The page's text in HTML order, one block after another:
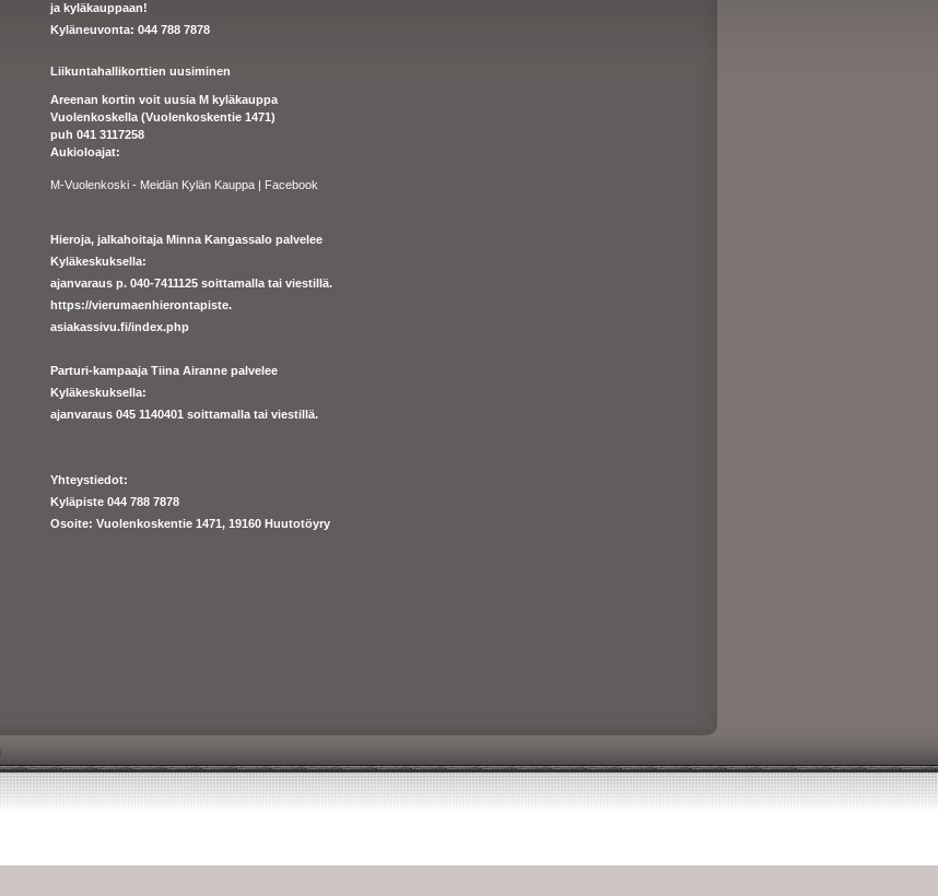
ja kyläkauppaan!
Kyläneuvonta: 044 788 7878
Liikuntahallikorttien uusiminen
Areenan kortin voit uusia M kyläkauppa
Vuolenkoskella (Vuolenkoskentie 1471)
puh 041 3117258
Aukioloajat:
M-Vuolenkoski - Meidän Kylän Kauppa | Facebook
Hieroja, jalkahoitaja Minna Kangassalo palvelee
Kyläkeskuksella:
ajanvaraus p. 040-7411125 soittamalla tai viestillä.
https://vierumaenhierontapiste.
asiakassivu.fi/index.php
Parturi-kampaaja Tiina Airanne palvelee
Kyläkeskuksella:
ajanvaraus 045 1140401 soittamalla tai viestillä.
Yhteystiedot:
Kyläpiste 044 788 7878
Osoite: Vuolenkoskentie 1471, 19160 Huutotöyry